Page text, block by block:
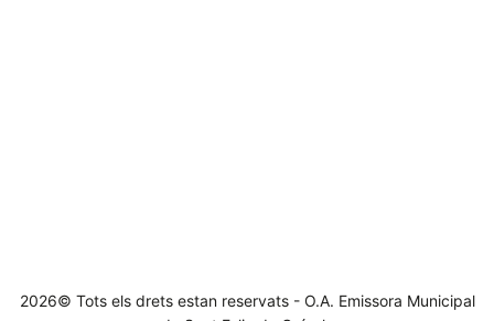
2026© Tots els drets estan reservats - O.A. Emissora Municipal